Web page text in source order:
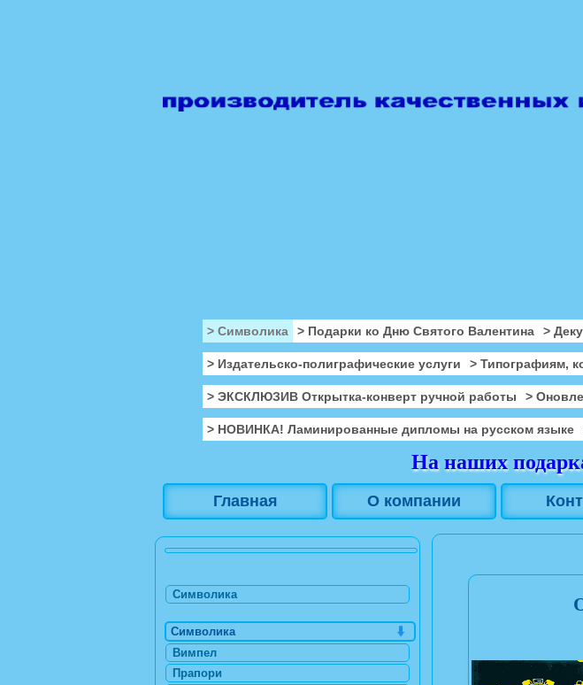
> Символика > Подарки ко Дню Святого Валентина >
> Издательско-полиграфические услуги > Типографиям,
> ЭКСКЛЮЗИВ Открытка-конверт ручной работы >
> НОВИНКА! Ламинированные дипломы на русском языке
На наших
Главная О компании
Символика
Символика
Вимпел
Прапори